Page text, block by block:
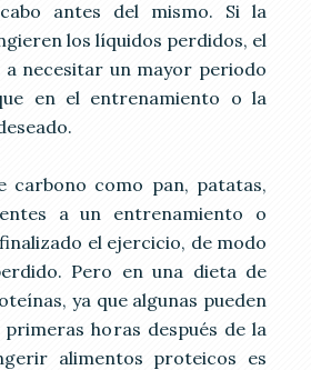
antes del mismo. Si la
los líquidos perdidos, el
necesitar un mayor periodo
en el entrenamiento o la
como pan, patatas,
a un entrenamiento o
el ejercicio, de modo
Pero en una dieta de
ya que algunas pueden
horas después de la
alimentos proteicos es